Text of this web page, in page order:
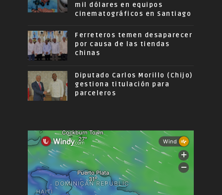
mil dólares en equipos
cinematográficos en Santiago
Ferreteros temen desaparecer
por causa de las tiendas
chinas
Diputado Carlos Morillo (Chijo)
gestiona titulación para
parceleros